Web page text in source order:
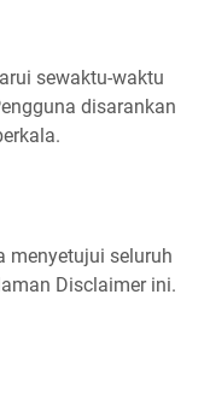
sewaktu-waktu
disarankan
menyetujui seluruh
Disclaimer ini.